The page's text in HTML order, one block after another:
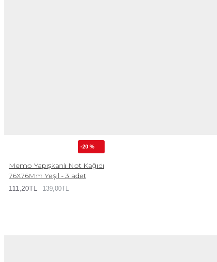
-20 %
Memo Yapışkanlı Not Kağıdı
76X76Mm Yeşil - 3 adet
111,20TL 139,00TL